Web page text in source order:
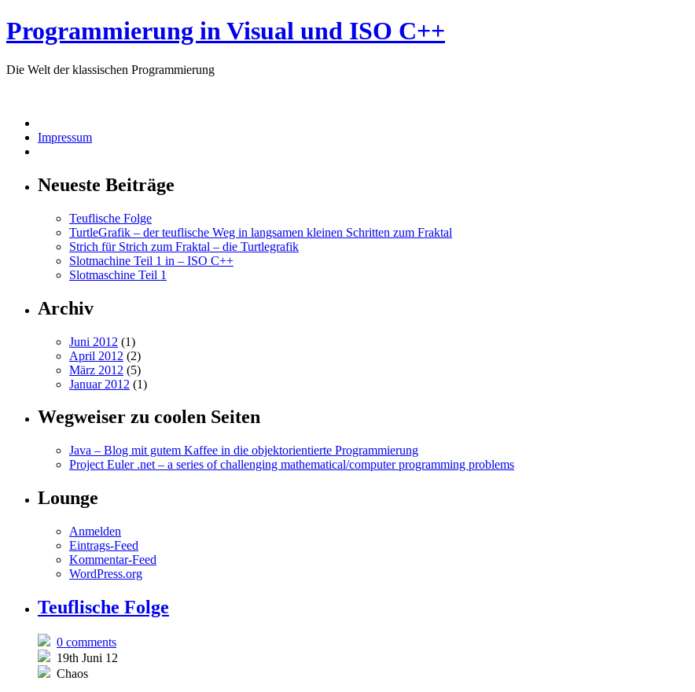
Programmierung in Visual und ISO C++
Die Welt der klassischen Programmierung
Impressum
Neueste Beiträge
Teuflische Folge
TurtleGrafik – der teuflische Weg in langsamen kleinen Schritten zum Fraktal
Strich für Strich zum Fraktal – die Turtlegrafik
Slotmachine Teil 1 in – ISO C++
Slotmaschine Teil 1
Archiv
Juni 2012 (1)
April 2012 (2)
März 2012 (5)
Januar 2012 (1)
Wegweiser zu coolen Seiten
Java – Blog mit gutem Kaffee in die objektorientierte Programmierung
Project Euler .net – a series of challenging mathematical/computer programming problems
Lounge
Anmelden
Eintrags-Feed
Kommentar-Feed
WordPress.org
Teuflische Folge
0 comments
19th Juni 12
Chaos